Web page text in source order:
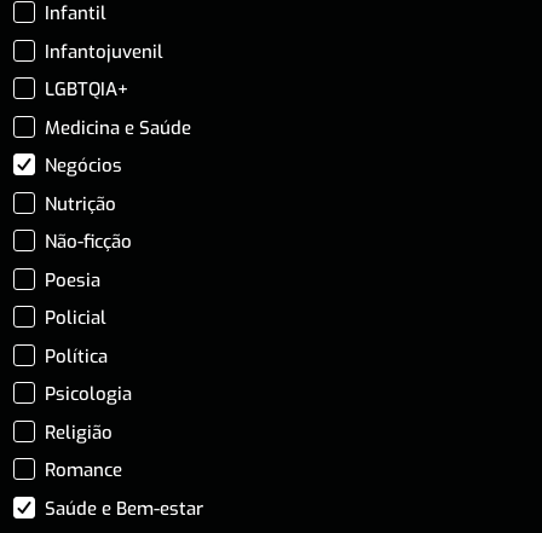
Infantil
Infantojuvenil
LGBTQIA+
Medicina e Saúde
Negócios
Nutrição
Não-ficção
Poesia
Policial
Política
Psicologia
Religião
Romance
Saúde e Bem-estar